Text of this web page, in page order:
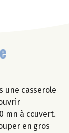
une casserole
mn à couvert.
en gros